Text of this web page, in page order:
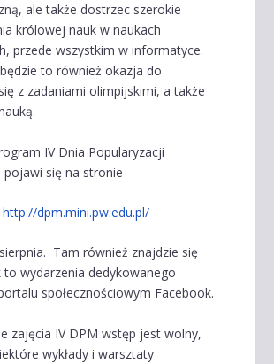
ale także dostrzec szerokie
królowej nauk w naukach
przede wszystkim w informatyce.
to również okazja do
z zadaniami olimpijskimi, a także
IV Dnia Popularyzacji
się na stronie
http://dpm.mini.pw.edu.pl/
Tam również znajdzie się
to wydarzenia dedykowanego
społecznościowym Facebook.
zajęcia IV DPM wstęp jest wolny,
wykłady i warsztaty